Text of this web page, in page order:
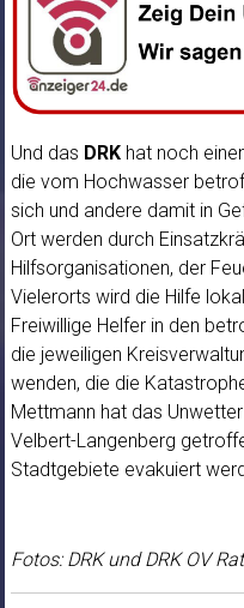
Und das DRKhat noch
die vom Hochwasser
sich und andere damit in
Ort werden durch
Hilfsorganisationen, der
Vielerorts wird die Hilfe
Freiwillige Helfer in den
die jeweiligen
wenden, die die
Mettmann hat das
Velbert-Langenberg
Stadtgebiete evakuiert
Fotos: DRK und DRK OV